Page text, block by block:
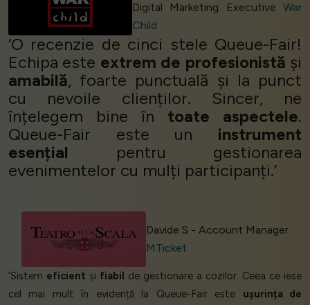
Digital Marketing Executive War
Child
‘O recenzie de cinci stele Queue-Fair!
Echipa este extrem de profesionistă și
amabilă, foarte punctuală și la punct
cu nevoile clienților. Sincer, ne
înțelegem bine în toate aspectele.
Queue-Fair este un instrument
esențial pentru gestionarea
evenimentelor cu mulți participanți.’
Davide S - Account Manager
MTicket
‘Sistem eficient și fiabil
de gestionare a cozilor. Ceea ce iese
cel mai mult în evidență la Queue-Fair este ușurința de